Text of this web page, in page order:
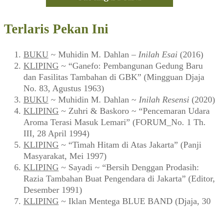
Terlaris Pekan Ini
BUKU ~ Muhidin M. Dahlan – Inilah Esai (2016)
KLIPING ~ “Ganefo: Pembangunan Gedung Baru
dan Fasilitas Tambahan di GBK” (Mingguan Djaja
No. 83, Agustus 1963)
BUKU ~ Muhidin M. Dahlan ~ Inilah Resensi (2020)
KLIPING ~ Zuhri & Baskoro ~ “Pencemaran Udara
Aroma Terasi Masuk Lemari” (FORUM_No. 1 Th.
III, 28 April 1994)
KLIPING ~ “Timah Hitam di Atas Jakarta” (Panji
Masyarakat, Mei 1997)
KLIPING ~ Sayadi ~ “Bersih Denggan Prodasih:
Razia Tambahan Buat Pengendara di Jakarta” (Editor,
Desember 1991)
KLIPING ~ Iklan Mentega BLUE BAND (Djaja, 30